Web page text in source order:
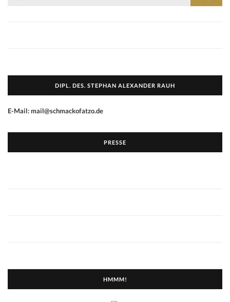
DIPL. DES. STEPHAN ALEXANDER RAUH
E-Mail: mail@schmackofatzo.de
PRESSE
HMMM!